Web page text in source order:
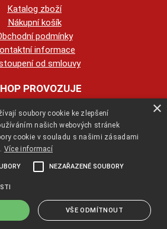
Katalog zboží
Nákupní košík
podmínky
informace
od smlouvy
PROVOZUJE
s.r.o.
774 422 239
info@123krby.cz
,provozováno na systémutvorba e-
×
soubory cookie ke zlepšení
našich webových stránek
cookie v souladu s našimi zásadami
Více informací
NEZAŘAZENÉ SOUBORY
VŠE ODMÍTNOUT